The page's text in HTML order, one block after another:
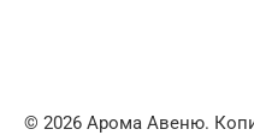
© 2026 Арома Авеню.